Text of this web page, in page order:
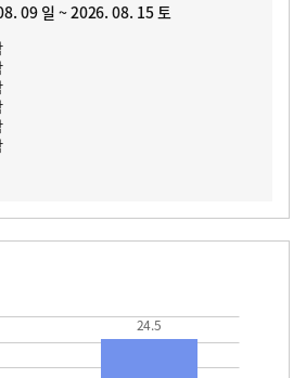
09 일 ~ 2026. 08. 15 토
24.5